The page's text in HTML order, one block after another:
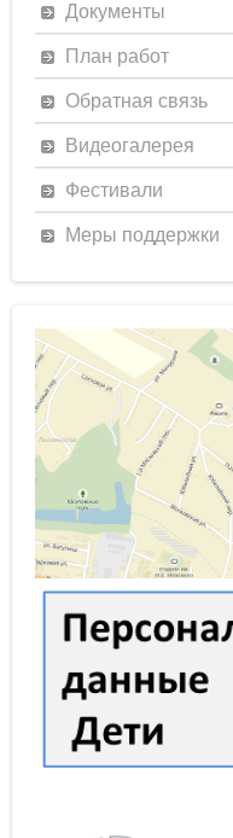
Документы
План работ
Обратная связь
Видеогалерея
Фестивали
Меры поддержки